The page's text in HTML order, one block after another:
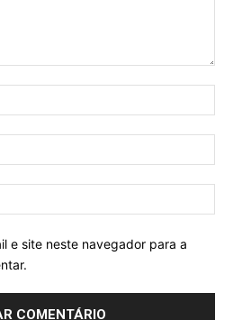
e site neste navegador para a